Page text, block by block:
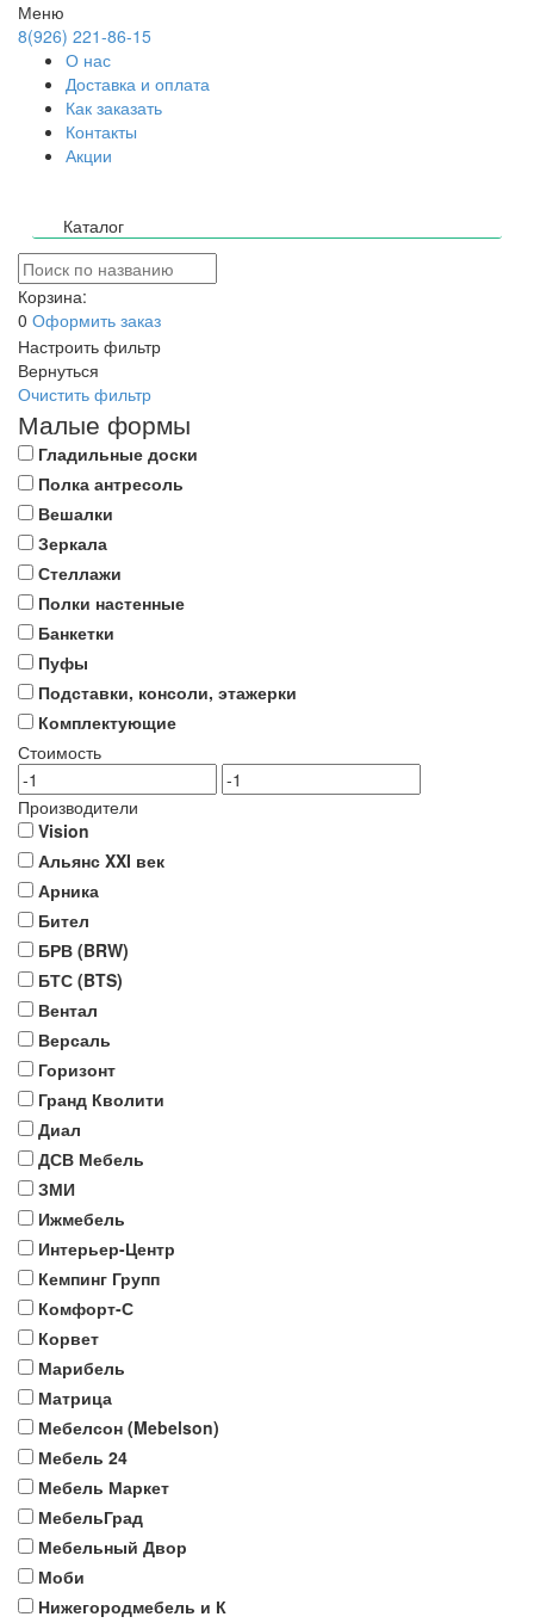
Меню
8(926) 221-86-15
О нас
Доставка и оплата
Как заказать
Контакты
Акции
Каталог
Корзина:
0 Оформить заказ
Настроить фильтр
Вернуться
Очистить фильтр
Малые формы
Гладильные доски
Полка антресоль
Вешалки
Зеркала
Стеллажи
Полки настенные
Банкетки
Пуфы
Подставки, консоли, этажерки
Комплектующие
Стоимость
Производители
Vision
Альянс XXI век
Арника
Бител
БРВ (BRW)
БТС (BTS)
Вентал
Версаль
Горизонт
Гранд Кволити
Диал
ДСВ Мебель
ЗМИ
Ижмебель
Интерьер-Центр
Кемпинг Групп
Комфорт-С
Корвет
Марибель
Матрица
Мебелсон (Mebelson)
Мебель 24
Мебель Маркет
МебельГрад
Мебельный Двор
Моби
Нижегородмебель и К